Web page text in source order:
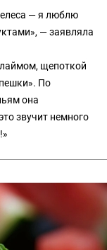
— я люблю
— заявляла
щепоткой
По
она
звучит немного